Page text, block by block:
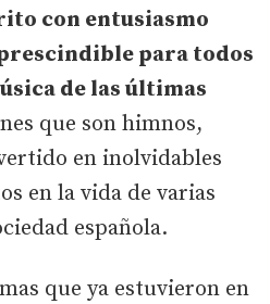
con entusiasmo
para todos
de las últimas
que son himnos,
en inolvidables
en la vida de varias
española.
que ya estuvieron en